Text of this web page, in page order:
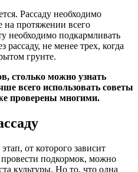
Рассаду необходимо
на протяжении всего
необходимо подкармливать
не менее трех, когда
грунте.
столько можно узнать
всего использовать советы
проверены многими.
от которого зависит
подкормок, можно
культуры. Но то, что одна